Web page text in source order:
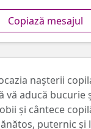
Copiază mesajul
nașterii
vă aducă bucurie
și cântece
puternic și